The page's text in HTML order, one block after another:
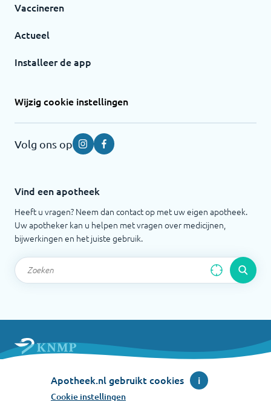
Vaccineren
Actueel
Installeer de app
Wijzig cookie instellingen
Volg ons op InstagramFacebook
Vind een apotheek
Heeft u vragen? Neem dan contact op met uw eigen apotheek.
Uw apotheker kan u helpen met vragen over medicijnen,
bijwerkingen en het juiste gebruik.
Nederlandse Maatschappij ter bevordering der
Pharmacie
Apotheek.nl gebruikt cookies i
Cookie instellingen